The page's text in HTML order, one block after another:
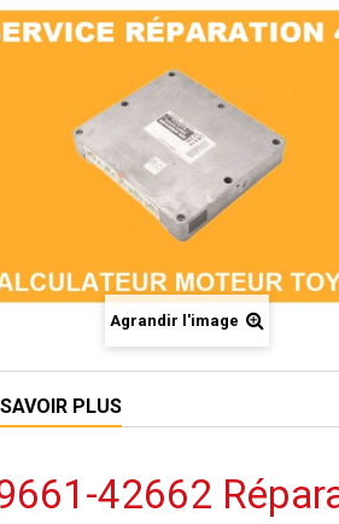
Agrandir l'image
PLUS
42662